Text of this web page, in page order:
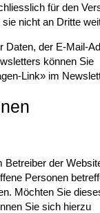
für den
nicht an Dritte
Daten, der E-Mail-
können Sie
Link» im
der
Personen
Möchten Sie
Sie sich hierzu